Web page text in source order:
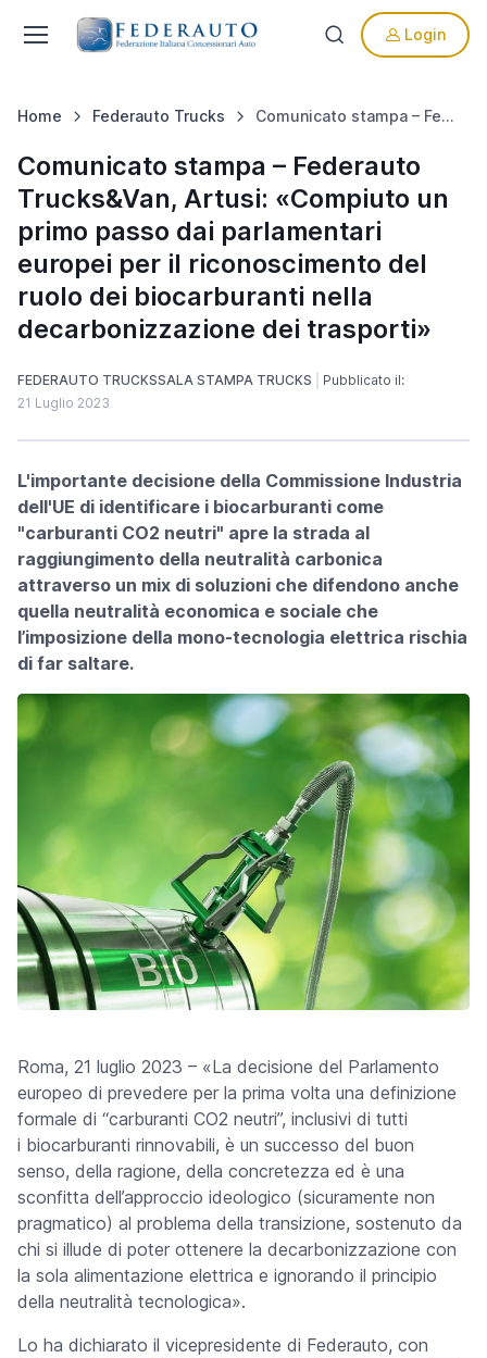
Login
Home Federauto Trucks Comunicato stampa – Federauto Trucks&Van, Artusi: «Compiuto un primo passo dai parlamentari europei per il riconoscimento del ruolo dei biocarburanti nella decarbonizzazione dei trasporti»
Comunicato stampa – Federauto
Trucks&Van, Artusi: «Compiuto un
primo passo dai parlamentari
europei per il riconoscimento del
ruolo dei biocarburanti nella
decarbonizzazione dei trasporti»
FEDERAUTO TRUCKSSALA STAMPA TRUCKS
Pubblicato il:
21 Luglio 2023
L'importante decisione della Commissione Industria
dell'UE di identificare i biocarburanti come
"carburanti CO2 neutri" apre la strada al
raggiungimento della neutralità carbonica
attraverso un mix di soluzioni che difendono anche
quella neutralità economica e sociale che
l’imposizione della mono-tecnologia elettrica rischia
di far saltare.
Roma, 21 luglio 2023 – «La decisione del Parlamento
europeo di prevedere per la prima volta una definizione
formale di “carburanti CO2 neutri”, inclusivi di tutti
i biocarburanti rinnovabili, è un successo del buon
senso, della ragione, della concretezza ed è una
sconfitta dell’approccio ideologico (sicuramente non
pragmatico) al problema della transizione, sostenuto da
chi si illude di poter ottenere la decarbonizzazione con
la sola alimentazione elettrica e ignorando il principio
della neutralità tecnologica».
Lo ha dichiarato il vicepresidente di Federauto, con